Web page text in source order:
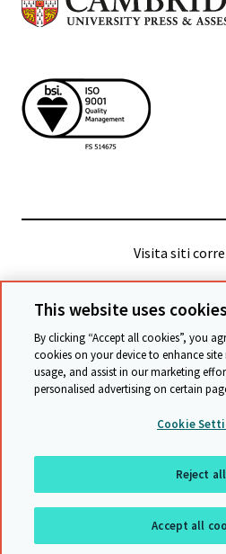
Visita siti
© Cambridge University
Termini e condizioni
Accessibility statement
Safeguarding policy
Ritornare
This website uses cookies
By clicking “Accept all cookies”, you
cookies on your device to enhance
usage, and assist in our marketing
personalised advertising on certain
Cookie
Reject all
Accept all